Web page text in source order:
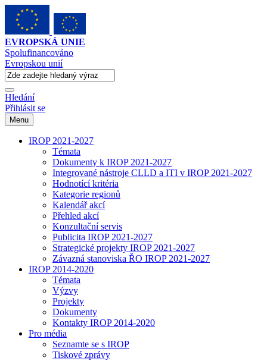
EVROPSKÁ UNIE
Spolufinancováno
Evropskou unií
Hledání
Přihlásit se
Menu
IROP 2021-2027
Témata
Dokumenty k IROP 2021-2027
Integrované nástroje CLLD a ITI v IROP 2021-2027
Hodnotící kritéria
Kategorie regionů
Kalendář akcí
Přehled akcí
Konzultační servis
Publicita IROP 2021-2027
Strategické projekty IROP 2021-2027
Závazná stanoviska ŘO IROP 2021-2027
IROP 2014-2020
Témata
Výzvy
Projekty
Dokumenty
Kontakty IROP 2014-2020
Pro média
Seznamte se s IROP
Tiskové zprávy